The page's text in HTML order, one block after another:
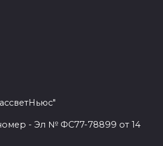
- Эл № ФС77-78899 от 14